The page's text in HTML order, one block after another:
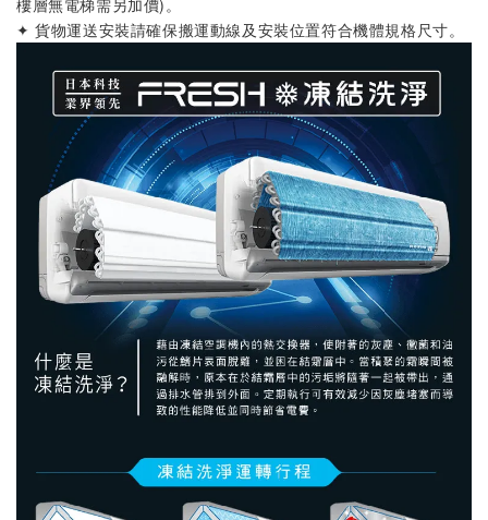
樓層無電梯需另加價)。
✦ 貨物運送安裝請確保搬運動線及安裝位置符合機體規格尺寸。